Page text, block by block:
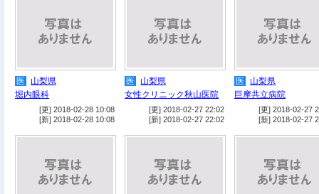
医
山梨県
堀内眼科
[更] 2018-02-28 10:08
[新] 2018-02-28 10:08
医
山梨県
女性クリニック秋山医院
[更] 2018-02-27 22:02
[新] 2018-02-27 22:02
医
山梨県
巨摩共立病院
[更] 2018-02-27
[新] 2018-02-27